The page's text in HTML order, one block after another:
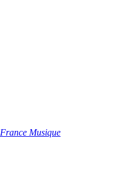
Musique